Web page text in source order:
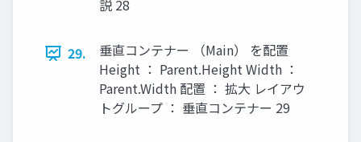
説 28
29.
垂直コンテナー （Main） を配置
Height ： Parent.Height Width ：
Parent.Width 配置 ： 拡大 レイアウ
トグループ ： 垂直コンテナー 29